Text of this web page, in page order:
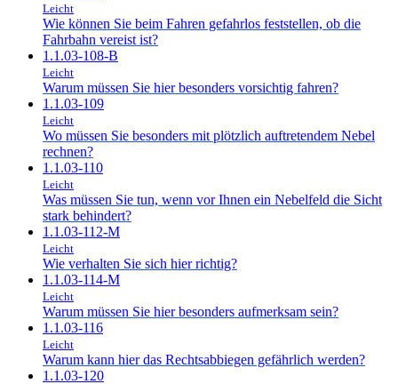
Leicht
Wie können Sie beim Fahren gefahrlos feststellen, ob die
Fahrbahn vereist ist?
1.1.03-108-B
Leicht
Warum müssen Sie hier besonders vorsichtig fahren?
1.1.03-109
Leicht
Wo müssen Sie besonders mit plötzlich auftretendem Nebel
rechnen?
1.1.03-110
Leicht
Was müssen Sie tun, wenn vor Ihnen ein Nebelfeld die Sicht
stark behindert?
1.1.03-112-M
Leicht
Wie verhalten Sie sich hier richtig?
1.1.03-114-M
Leicht
Warum müssen Sie hier besonders aufmerksam sein?
1.1.03-116
Leicht
Warum kann hier das Rechtsabbiegen gefährlich werden?
1.1.03-120